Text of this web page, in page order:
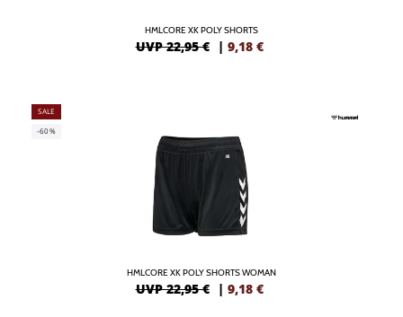
HMLCORE XK POLY SHORTS
UVP 22,95 € | 9,18 €
SALE
-60%
HMLCORE XK POLY SHORTS WOMAN
UVP 22,95 € | 9,18 €